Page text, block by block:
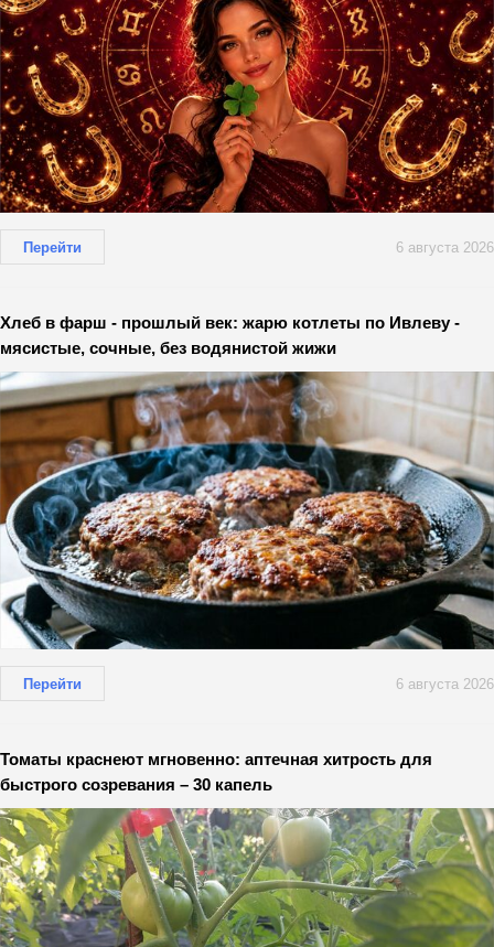
Перейти 6 августа 2026
Хлеб в фарш - прошлый век: жарю котлеты по Ивлеву -
мясистые, сочные, без водянистой жижи
Перейти 6 августа 2026
Томаты краснеют мгновенно: аптечная хитрость для
быстрого созревания – 30 капель